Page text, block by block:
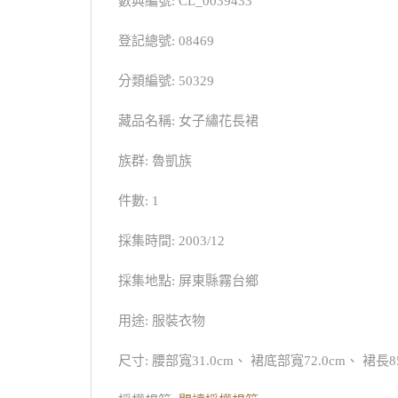
登記總號: 08469
分類編號: 50329
藏品名稱: 女子繡花長裙
族群: 魯凱族
件數: 1
採集時間: 2003/12
採集地點: 屏東縣霧台鄉
用途: 服裝衣物
尺寸: 腰部寬31.0cm、 裙底部寬72.0cm、 裙長